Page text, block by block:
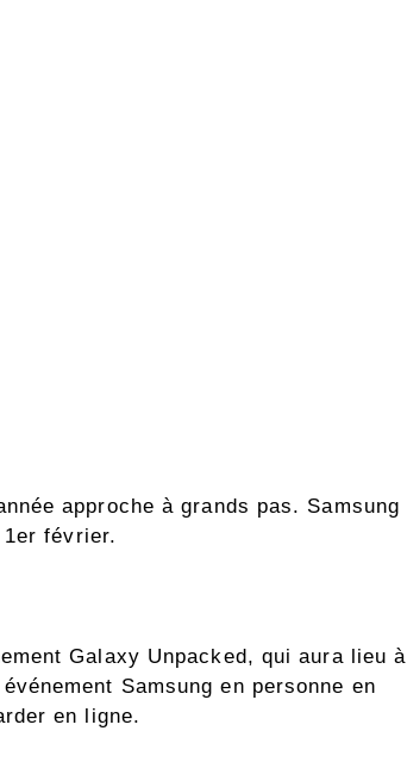
approche à grands pas. Samsung
février.
Galaxy Unpacked, qui aura lieu à
Samsung en personne en
en ligne.